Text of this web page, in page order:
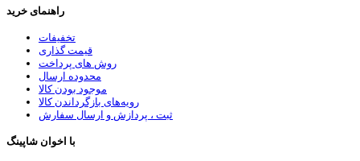
راهنمای خرید
تخفیفات
قیمت گذاری
روش های پرداخت
محدوده ارسال
موجود بودن کالا
رویه‌های بازگرداندن کالا
ثبت ، پردازش و ارسال سفارش
با اخوان شاپینگ